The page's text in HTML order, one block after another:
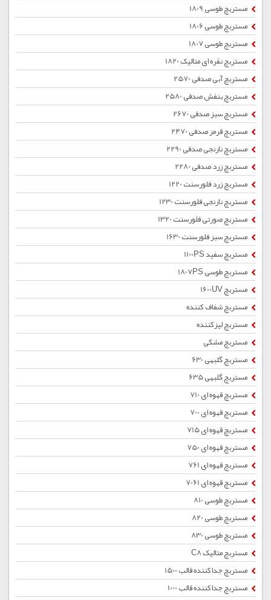
مستربچ طوسی 1809
مستربچ طوسی 1806
مستربچ طوسی 1807
مستربچ نقره ای متالیک 1820
مستربچ آبی صدفی 2570
مستربچ بنفش صدفی 2580
مستربچ سبز صدفی 2670
مستربچ قرمز صدفی 2470
مستربچ نارنجی صدفی 2290
مستربچ زرد صدفی 2280
مستربچ زرد فلورسنت 1220
مستربچ نارنجی فلورسنت 1230
مستربچ صورتی فلورسنت 1320
مستربچ سبز فلورسنت 1630
مستربچ سفید 1100PS
مستربچ طوسی 1807PS
مستربچ 1600UV
مستربچ شفاف کننده
مستربچ لیزکننده
مستربچ مشکی
مستربچ گلبهی 630
مستربچ گلبهی 635
مستربچ قهوه ای 710
مستربچ قهوه ای 700
مستربچ قهوه ای 715
مستربچ قهوه ای 750
مستربچ قهوه ای 761
مستربچ قهوه ای 7061
مستربچ طوسی 810
مستربچ طوسی 820
مستربچ طوسی 830
مستربچ متالیک C8
مستربچ جداکننده قالب 1500
مستربچ جداکننده قالب 1000